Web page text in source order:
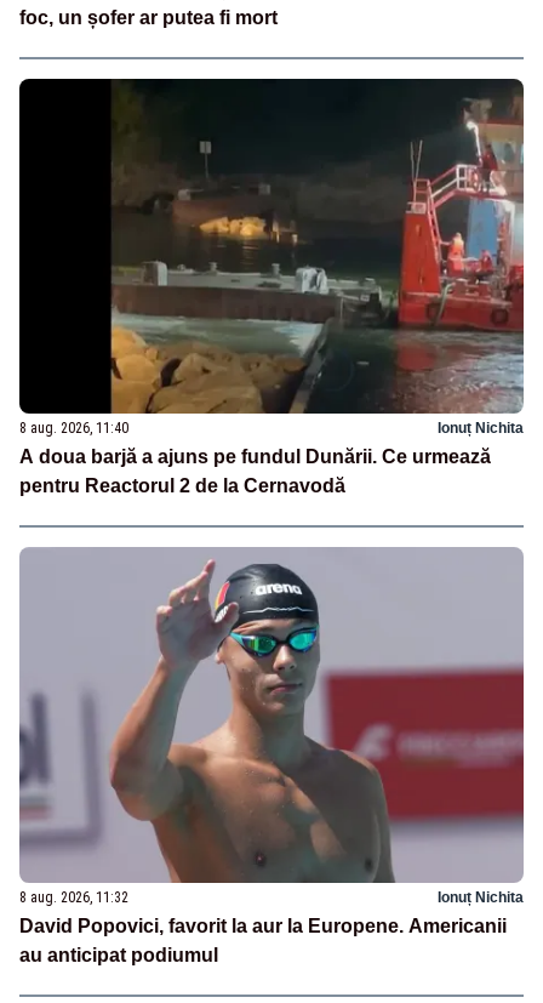
foc, un șofer ar putea fi mort
8 aug. 2026, 11:40 Ionuț Nichita
A doua barjă a ajuns pe fundul Dunării. Ce urmează
pentru Reactorul 2 de la Cernavodă
8 aug. 2026, 11:32 Ionuț Nichita
David Popovici, favorit la aur la Europene. Americanii
au anticipat podiumul